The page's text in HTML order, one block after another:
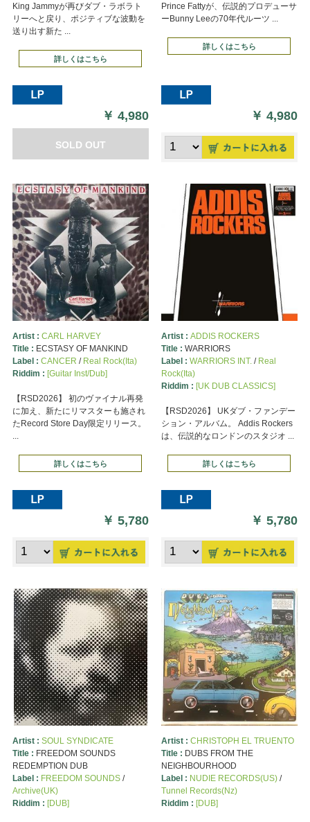
King Jammyが再びダブ・ラボラト
リーへと戻り、ポジティブな波動を
送り出す新た ...
詳しくはこちら
￥4,980
SOLD OUT
Prince Fattyが、伝説的プロデューサ
ーBunny Leeの70年代ルーツ ...
詳しくはこちら
￥4,980
Artist : CARL HARVEY
Title : ECSTASY OF MANKIND
Label : CANCER / Real Rock(Ita)
Riddim : [Guitar Inst/Dub]
【RSD2026】 初のヴァイナル再発
に加え、新たにリマスターも施され
たRecord Store Day限定リリース。
...
詳しくはこちら
￥5,780
Artist : ADDIS ROCKERS
Title : WARRIORS
Label : WARRIORS INT./ Real
Rock(Ita)
Riddim : [UK DUB CLASSICS]
【RSD2026】 UKダブ・ファンデー
ション・アルバム。 Addis Rockers
は、伝説的なロンドンのスタジオ ...
詳しくはこちら
￥5,780
Artist : SOUL SYNDICATE
Title : FREEDOM SOUNDS
REDEMPTION DUB
Label : FREEDOM SOUNDS/
Archive(UK)
Riddim : [DUB]
Artist : CHRISTOPH EL TRUENTO
Title : DUBS FROM THE
NEIGHBOURHOOD
Label : NUDIE RECORDS(US)/
Tunnel Records(Nz)
Riddim : [DUB]